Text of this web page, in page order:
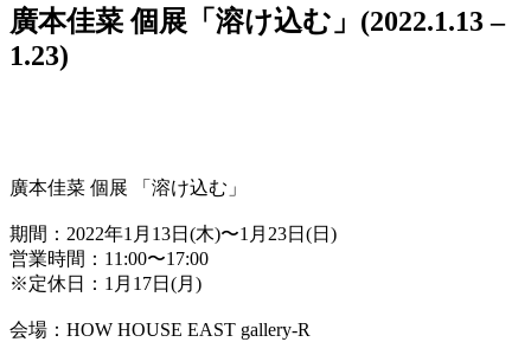
廣本佳菜 個展「溶け込む」(2022.1.13 –
1.23)
廣本佳菜 個展 「溶け込む」
期間：2022年1月13日(木)〜1月23日(日)
営業時間：11:00〜17:00
※定休日：1月17日(月)
会場：HOW HOUSE EAST gallery-R